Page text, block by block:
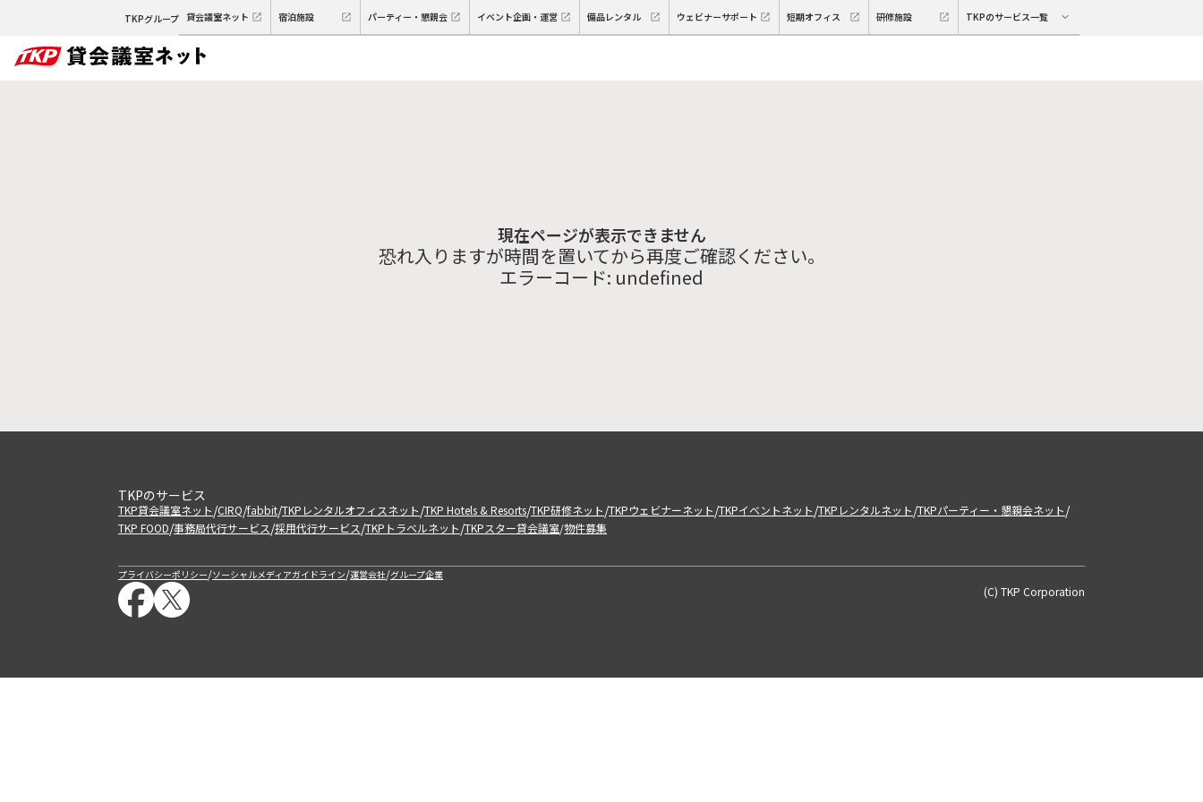
TKPグループ 貸会議室ネット 宿泊施設 パーティー・懇親会 イベント企画・運営 備品レンタル ウェビナーサポート 短期オフィス 研修施設 TKPのサービス一覧
現在ページが表示できません
恐れ入りますが時間を置いてから再度ご確認ください。
エラーコード: undefined
TKPのサービス
TKP貸会議室ネット/CIRQ/fabbit/TKPレンタルオフィスネット/TKP Hotels & Resorts/TKP研修ネット/TKPウェビナーネット/TKPイベントネット/TKPレンタルネット/TKPパーティー・懇親会ネット/
TKP FOOD/事務局代行サービス/採用代行サービス/TKPトラベルネット/TKPスター貸会議室/物件募集
プライバシーポリシー/ソーシャルメディアガイドライン/運営会社/グループ企業
(C) TKP Corporation